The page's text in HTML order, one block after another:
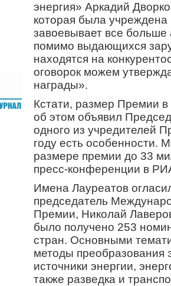
энергия» Аркадий
которая была
завоевывает все больше
помимо выдающихся
находятся на
оговорок можем
награды».
Кстати, размер Премии
об этом объявил
одного из учредителей
году есть особенности.
размере премии до 33
пресс-конференции в
Имена Лауреатов
председатель
Премии, Николай
было получено 253
стран. Основными
методы преобразования
источники энергии,
также разведка и